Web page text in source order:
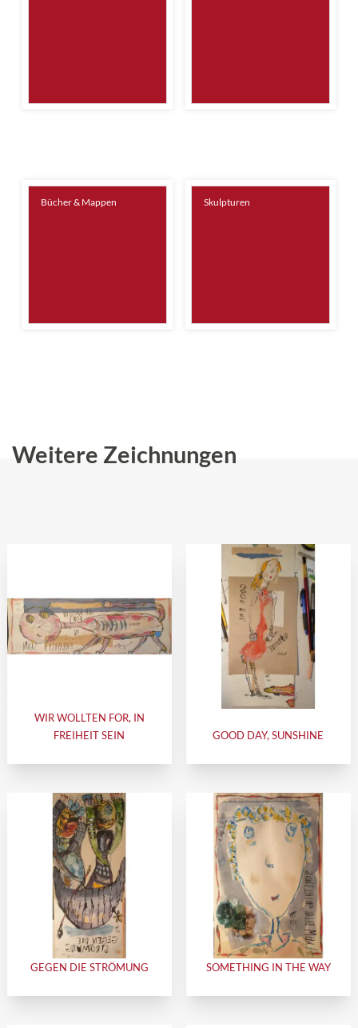
Bücher & Mappen Skulpturen
Weitere Zeichnungen
WIR WOLLTEN FOR, IN
FREIHEIT SEIN
GOOD DAY, SUNSHINE
GEGEN DIE STRÖMUNG SOMETHING IN THE WAY